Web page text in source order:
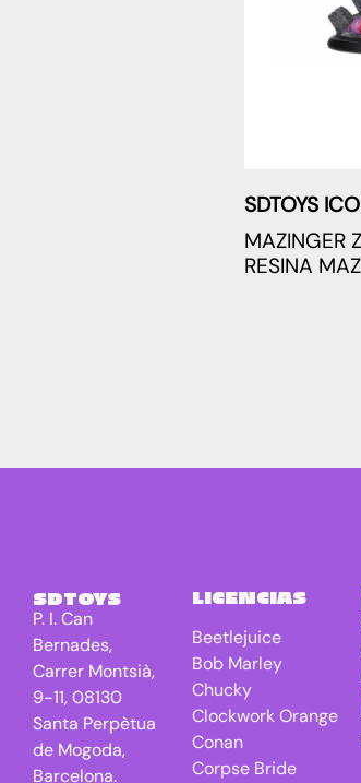
SDTOYS
MAZINGER
RESINA
SDTOYS
P. I. Can
Bernades,
Carrer Montsià,
9-11, 08130
Santa Perpètua
de Mogoda,
Barcelona.
LICENCIAS
Beetlejuice
Bob Marley
Chucky
Clockwork Orange
Conan
Corpse Bride